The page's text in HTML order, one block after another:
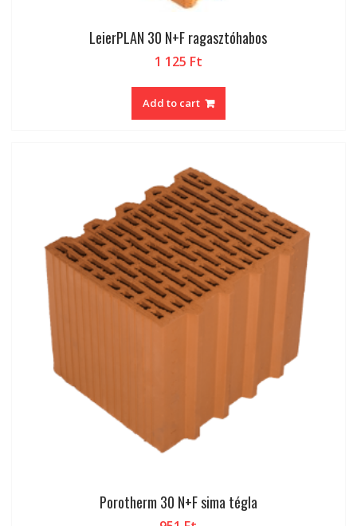
LeierPLAN 30 N+F ragasztóhabos
1 125 Ft
Add to cart
Porotherm 30 N+F sima tégla